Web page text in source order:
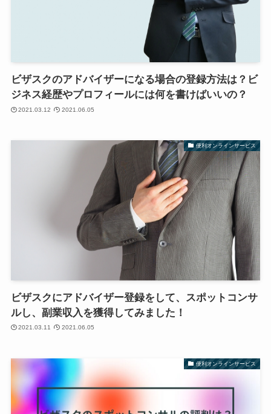
ビザスクのアドバイザーになる場合の登録方法は？ビ
ジネス経歴やプロフィールには何を書けばいいの？
2021.03.12 2021.06.05
便利オンラインサービス
ビザスクにアドバイザー登録をして、スポットコンサ
ルし、副業収入を獲得してみました！
2021.03.11 2021.06.05
便利オンラインサービス